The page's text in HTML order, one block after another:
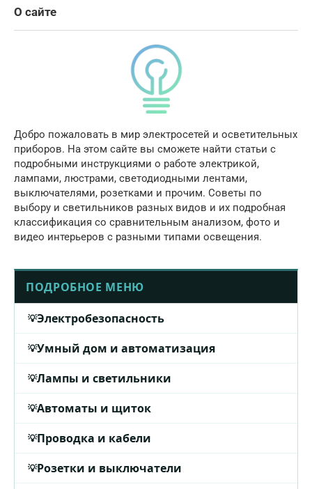
О сайте
Добро пожаловать в мир электросетей и осветительных
приборов. На этом сайте вы сможете найти статьи с
подробными инструкциями о работе электрикой,
лампами, люстрами, светодиодными лентами,
выключателями, розетками и прочим. Советы по
выбору и светильников разных видов и их подробная
классификация со сравнительным анализом, фото и
видео интерьеров с разными типами освещения.
ПОДРОБНОЕ МЕНЮ
Электробезопасность
Умный дом и автоматизация
Лампы и светильники
Автоматы и щиток
Проводка и кабели
Розетки и выключатели